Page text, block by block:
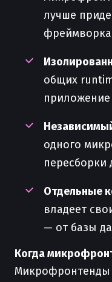
лучше
общих
приложение
одного
пересборки
Отдельные
владеет
— от базы
Когда
Микрофронтенды